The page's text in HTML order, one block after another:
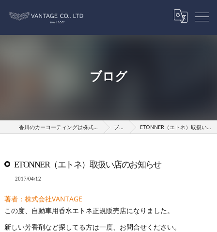
ブログ
香川のカーコーティングは株式会社VANTAGE ブログ ETONNER（エトネ）取扱い店のお知らせ
ETONNER（エトネ）取扱い店のお知らせ
2017/04/12
著者：株式会社VANTAGE
この度、自動車用香水エトネ正規販売店になりました。
新しい芳香剤など探してる方は一度、お問合せください。